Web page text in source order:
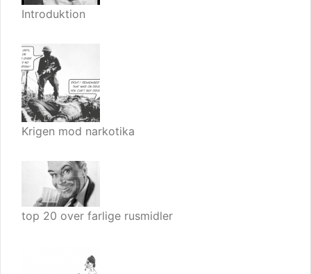
Introduktion
Krigen mod narkotika
top 20 over farlige rusmidler